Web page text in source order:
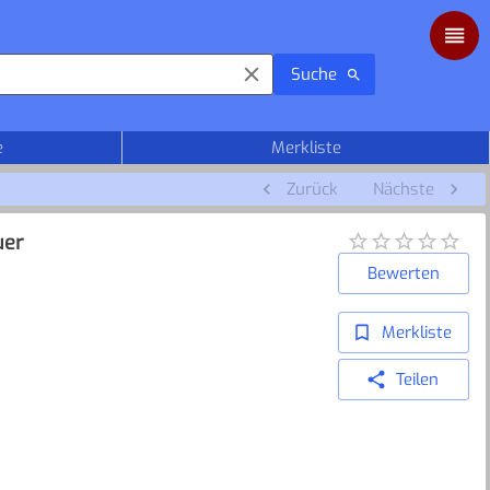
Suche
Merkliste
Zurück Nächste
Bewerten
Merkliste
Teilen